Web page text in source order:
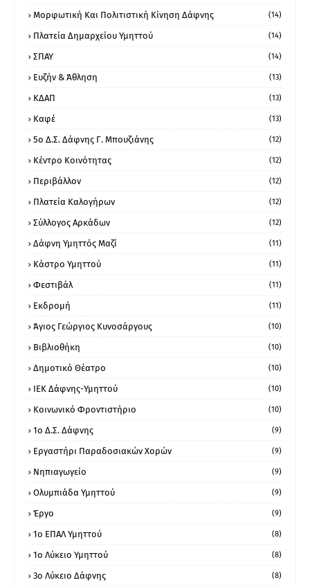
Μορφωτική Και Πολιτιστική Κίνηση Δάφνης (14)
Πλατεία Δημαρχείου Υμηττού (14)
ΣΠΑΥ (14)
Ευζήν & Άθληση (13)
ΚΔΑΠ (13)
Καφέ (13)
5ο Δ.Σ. Δάφνης Γ. Μπουζιάνης (12)
Κέντρο Κοινότητας (12)
Περιβάλλον (12)
Πλατεία Καλογήρων (12)
Σύλλογος Αρκάδων (12)
Δάφνη Υμηττός Μαζί (11)
Κάστρο Υμηττού (11)
Φεστιβάλ (11)
Εκδρομή (11)
Άγιος Γεώργιος Κυνοσάργους (10)
Βιβλιοθήκη (10)
Δημοτικό Θέατρο (10)
ΙΕΚ Δάφνης-Υμηττού (10)
Κοινωνικό Φροντιστήριο (10)
1ο Δ.Σ. Δάφνης (9)
Εργαστήρι Παραδοσιακών Χορών (9)
Νηπιαγωγείο (9)
Ολυμπιάδα Υμηττού (9)
Έργο (9)
1o ΕΠΑΛ Υμηττού (8)
1ο Λύκειο Υμηττού (8)
3ο Λύκειο Δάφνης (8)